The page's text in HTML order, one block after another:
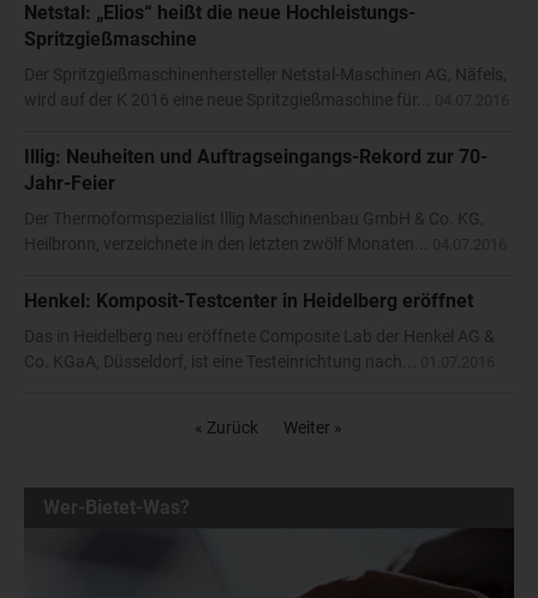
Netstal: „Elios“ heißt die neue Hochleistungs-
Spritzgießmaschine
Der Spritzgießmaschinenhersteller Netstal-Maschinen AG, Näfels,
wird auf der K 2016 eine neue Spritzgießmaschine für...
Illig: Neuheiten und Auftragseingangs-Rekord zur 70-
Jahr-Feier
Der Thermoformspezialist Illig Maschinenbau GmbH & Co. KG,
Heilbronn, verzeichnete in den letzten zwölf Monaten...
Henkel: Komposit-Testcenter in Heidelberg eröffnet
Das in Heidelberg neu eröffnete Composite Lab der Henkel AG &
Co. KGaA, Düsseldorf, ist eine Testeinrichtung nach...
« Zurück Weiter »
Wer-Bietet-Was?